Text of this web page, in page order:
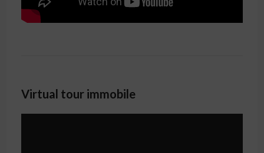
Virtual tour immobile